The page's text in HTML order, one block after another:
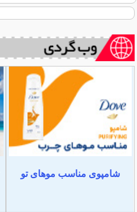
شامپوی مناسب موهای تو